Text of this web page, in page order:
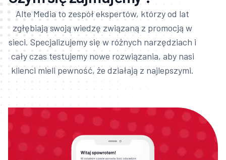
Alte Media to zespół ekspertów, którzy od lat
zgłębiają swoją wiedzę związaną z promocją w
sieci. Specjalizujemy się w różnych narzędziach i
cały czas testujemy nowe rozwiązania, aby nasi
klienci mieli pewność, że działają z najlepszymi.